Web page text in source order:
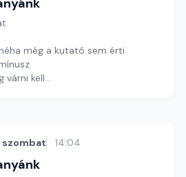
még a kutató sem érti
várni kell
szombat 14:04